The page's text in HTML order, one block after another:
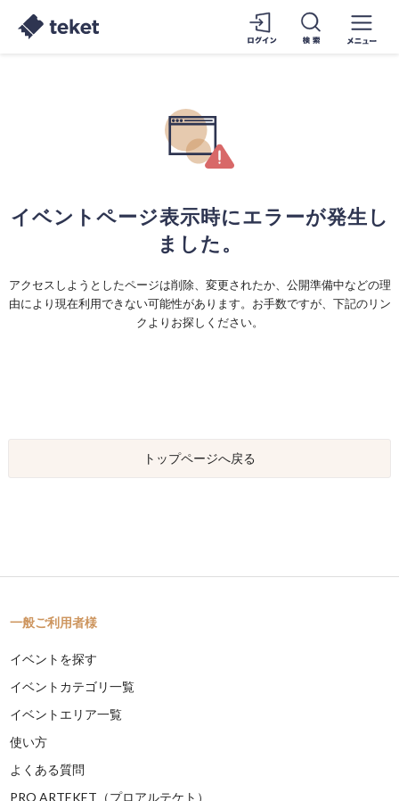
イベントページ表示時にエラーが発生し
ました。
アクセスしようとしたページは削除、変更されたか、公開準備中などの理
由により現在利用できない可能性があります。お手数ですが、下記のリン
クよりお探しください。
トップページへ戻る
一般ご利用者様
イベントを探す
イベントカテゴリ一覧
イベントエリア一覧
使い方
よくある質問
PRO ARTEKET（プロアルテケト）